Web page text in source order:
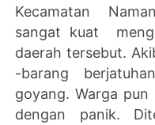
Kecamatan
sangat kuat
daerah tersebut.
-barang
goyang. Warga
dengan panik.